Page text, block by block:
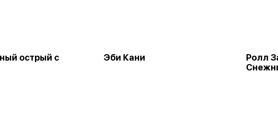
острый с
Эби Кани
Ролл